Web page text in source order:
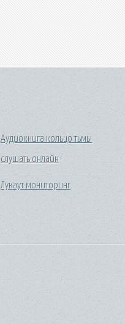
Аудиокнига кольцо тьмы
слушать онлайн
Лукаут мониторинг